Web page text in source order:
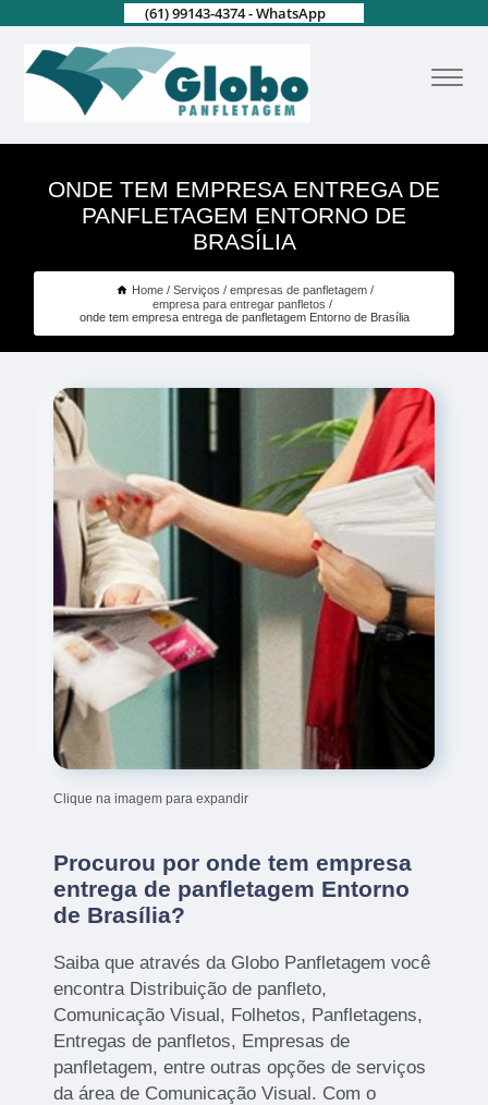
(61) 99143-4374 - WhatsApp
ONDE TEM EMPRESA ENTREGA DE
PANFLETAGEM ENTORNO DE
BRASÍLIA
Home Serviços
empresas de panfletagem
empresa para entregar panfletos
onde tem empresa entrega de panfletagem Entorno de Brasília
Clique na imagem para expandir
Procurou por onde tem empresa
entrega de panfletagem Entorno
de Brasília?
Saiba que através da Globo Panfletagem você
encontra Distribuição de panfleto,
Comunicação Visual, Folhetos, Panfletagens,
Entregas de panfletos, Empresas de
panfletagem, entre outras opções de serviços
da área de Comunicação Visual. Com o